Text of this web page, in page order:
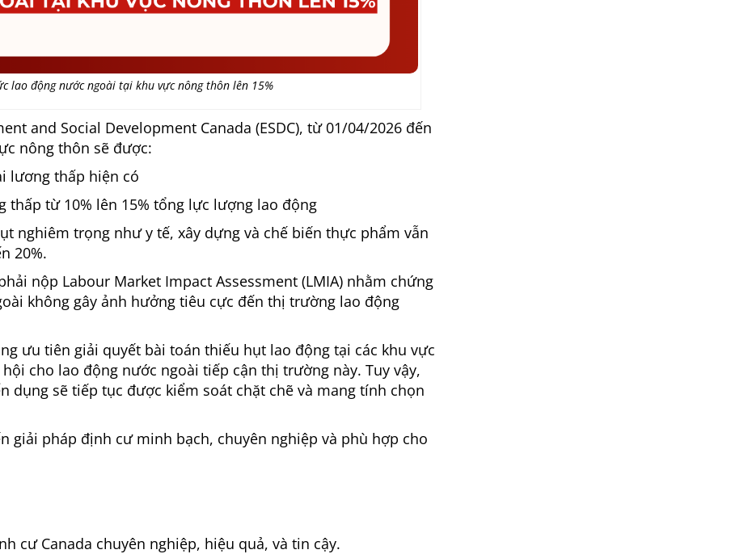
lao động nước ngoài tại khu vực nông thôn lên 15%
and Social Development Canada (ESDC), từ 01/04/2026 đến
nông thôn sẽ được:
lương thấp hiện có
thấp từ 10% lên 15% tổng lực lượng lao động
nghiêm trọng như y tế, xây dựng và chế biến thực phẩm vẫn
20%.
nộp Labour Market Impact Assessment (LMIA) nhằm chứng
không gây ảnh hưởng tiêu cực đến thị trường lao động
ưu tiên giải quyết bài toán thiếu hụt lao động tại các khu vực
cho lao động nước ngoài tiếp cận thị trường này. Tuy vậy,
dụng sẽ tiếp tục được kiểm soát chặt chẽ và mang tính chọn
giải pháp định cư minh bạch, chuyên nghiệp và phù hợp cho
cư Canada chuyên nghiệp, hiệu quả, và tin cậy.